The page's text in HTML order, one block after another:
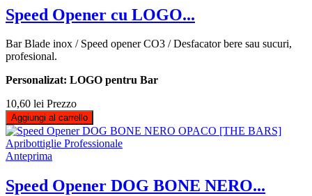
Speed Opener cu LOGO...
Bar Blade inox / Speed opener CO3 / Desfacator bere sau sucuri,
profesional.
Personalizat: LOGO pentru Bar
10,60 lei Prezzo
Aggiungi al carrello
Anteprima
Speed Opener DOG BONE NERO...